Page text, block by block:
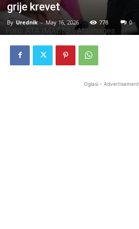
grije krevet
By Urednik - May 16, 2026 778 0
Oglasi - Advertisement